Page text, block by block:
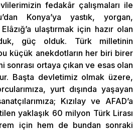
fedakâr çalışmaları ile
Konya’ya yastık, yorgan,
ulaştırmak için hazır olan
güç olduk. Türk milletinin
küçük anekdotların her biri birer
sonrası ortaya çıkan ve esas olan
Başta devletimiz olmak üzere,
yurt dışında yaşayan
Kızılay ve AFAD’a
yaklaşık 60 milyon Türk Lirası
için hem de bundan sonraki